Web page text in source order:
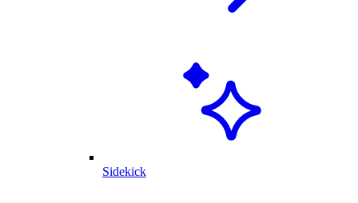
Sidekick